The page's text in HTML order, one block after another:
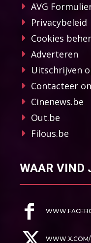
AVG
Privacybeleid
Cookies
Adverteren
Uitschrijven
Contacteer
Cinenews.be
Out.be
Filous.be
WAAR VIND